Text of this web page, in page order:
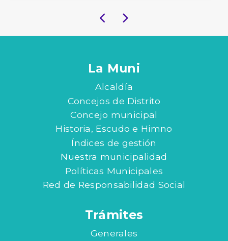
La Muni
Alcaldía
Concejos de Distrito
Concejo municipal
Historia, Escudo e Himno
Índices de gestión
Nuestra municipalidad
Políticas Municipales
Red de Responsabilidad Social
Trámites
Generales